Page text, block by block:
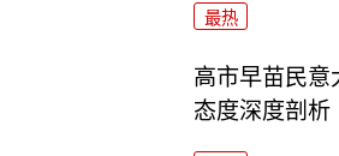
最热
高市早苗民意
态度深度剖析